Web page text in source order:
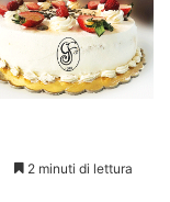
2 minuti di lettura